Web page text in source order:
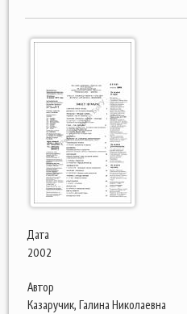
Дата
2002
Автор
Казаручик, Галина Николаевна